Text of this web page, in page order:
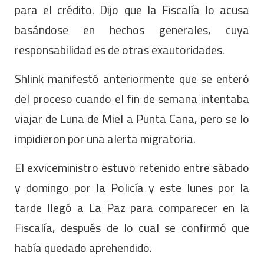
para el crédito. Dijo que la Fiscalía lo acusa
basándose en hechos generales, cuya
responsabilidad es de otras exautoridades.
Shlink manifestó anteriormente que se enteró
del proceso cuando el fin de semana intentaba
viajar de Luna de Miel a Punta Cana, pero se lo
impidieron por una alerta migratoria.
El exviceministro estuvo retenido entre sábado
y domingo por la Policía y este lunes por la
tarde llegó a La Paz para comparecer en la
Fiscalía, después de lo cual se confirmó que
había quedado aprehendido.